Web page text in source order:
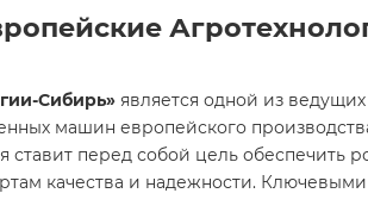
Сибирь» является одной из
машин европейского
перед собой цель обеспечить
качества и надежности.